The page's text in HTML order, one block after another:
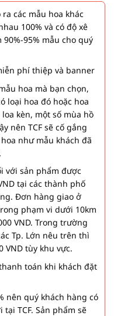
các mẫu hoa khác
100% và có độ xê
90%-95% mẫu cho quý
phí thiệp và banner
hoa mà bạn chọn,
loại hoa đó hoặc hoa
kèn, một số mùa hồ
nên TCF sẽ cố gắng
như mẫu khách đã
với sản phẩm được
tại các thành phố
Đơn hàng giao ở
phạm vi dưới 10km
VND. Trong trường
Tp. Lớn nêu trên thì
VND tùy khu vực.
toán khi khách đặt
nên quý khách hàng có
TCF. Sản phẩm sẽ